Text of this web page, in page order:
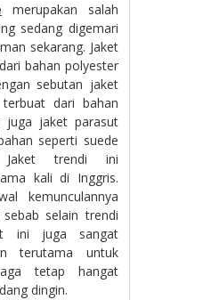
merupakan salah
sedang digemari
sekarang. Jaket
bahan polyester
sebutan jaket
dari bahan
juga jaket parasut
seperti suede
trendi ini
kali di Inggris.
kemunculannya
selain trendi
ini juga sangat
terutama untuk
tetap hangat
dingin.